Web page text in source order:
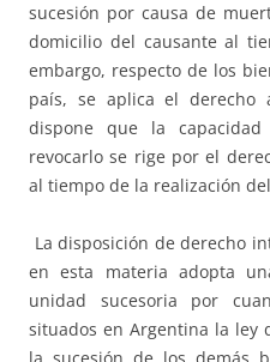
sucesión por causa de
domicilio del causante al
embargo, respecto de los
país, se aplica el derecho
dispone que la
revocarlo se rige por el
al tiempo de la realización
La disposición de derecho
en esta materia adopta
unidad sucesoria por
situados en Argentina la ley